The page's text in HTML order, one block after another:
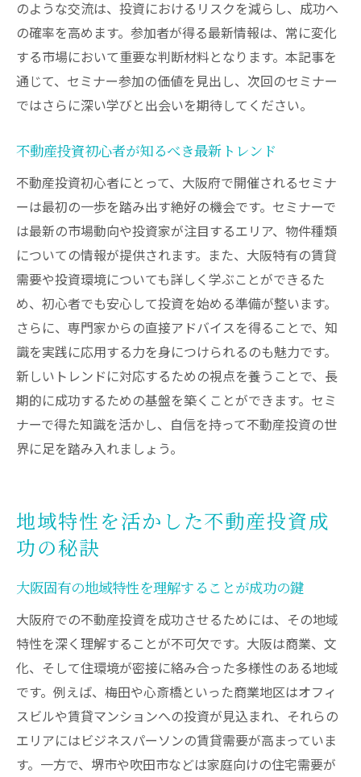
大阪セミナーで最大限の成果を出すための
ポイント
セミナー参加で得るべき情報とその活用
大阪でセミナーを効果的に活用する方法
のような交流は、投資におけるリスクを減らし、成功へ
の確率を高めます。参加者が得る最新情報は、常に変化
する市場において重要な判断材料となります。本記事を
通じて、セミナー参加の価値を見出し、次回のセミナー
ではさらに深い学びと出会いを期待してください。
不動産投資初心者が知るべき最新トレンド
不動産投資初心者にとって、大阪府で開催されるセミナ
ーは最初の一歩を踏み出す絶好の機会です。セミナーで
は最新の市場動向や投資家が注目するエリア、物件種類
についての情報が提供されます。また、大阪特有の賃貸
需要や投資環境についても詳しく学ぶことができるた
め、初心者でも安心して投資を始める準備が整います。
さらに、専門家からの直接アドバイスを得ることで、知
識を実践に応用する力を身につけられるのも魅力です。
新しいトレンドに対応するための視点を養うことで、長
期的に成功するための基盤を築くことができます。セミ
ナーで得た知識を活かし、自信を持って不動産投資の世
界に足を踏み入れましょう。
地域特性を活かした不動産投資成
功の秘訣
大阪固有の地域特性を理解することが成功の鍵
大阪府での不動産投資を成功させるためには、その地域
特性を深く理解することが不可欠です。大阪は商業、文
化、そして住環境が密接に絡み合った多様性のある地域
です。例えば、梅田や心斎橋といった商業地区はオフィ
スビルや賃貸マンションへの投資が見込まれ、それらの
エリアにはビジネスパーソンの賃貸需要が高まっていま
す。一方で、堺市や吹田市などは家庭向けの住宅需要が